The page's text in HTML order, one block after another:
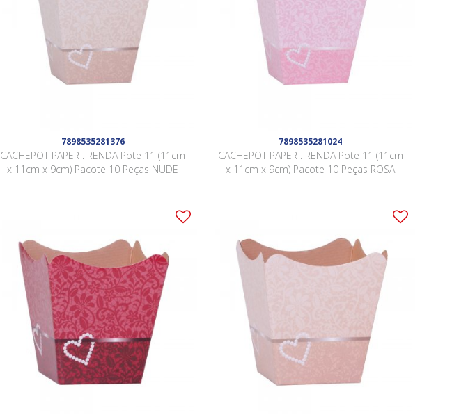
7898535281376
CACHEPOT PAPER . RENDA Pote 11 (11cm
x 11cm x 9cm) Pacote 10 Peças NUDE
7898535281024
CACHEPOT PAPER . RENDA Pote 11 (11cm
x 11cm x 9cm) Pacote 10 Peças ROSA